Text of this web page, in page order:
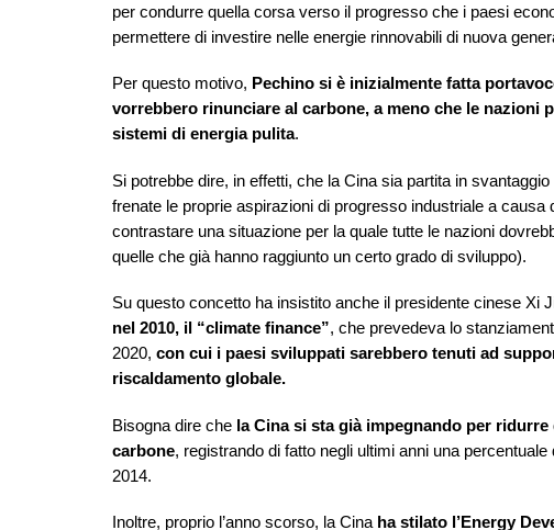
per condurre quella corsa verso il progresso che i paesi
permettere di investire nelle energie rinnovabili di nuova
Per questo motivo, Pechino si è inizialmente fatta
vorrebbero rinunciare al carbone, a meno che le nazioni
sistemi di energia pulita.
Si potrebbe dire, in effetti, che la Cina sia partita in
frenate le proprie aspirazioni di progresso industriale a
contrastare una situazione per la quale tutte le nazioni
quelle che già hanno raggiunto un certo grado di sviluppo).
Su questo concetto ha insistito anche il presidente cinese Xi
nel 2010, il “climate finance”, che prevedeva lo
2020, con cui i paesi sviluppati sarebbero tenuti ad
riscaldamento globale.
Bisogna dire che la Cina si sta già impegnando per
carbone, registrando di fatto negli ultimi anni una
2014.
Inoltre, proprio l’anno scorso, la Cina ha stilato l’Energy